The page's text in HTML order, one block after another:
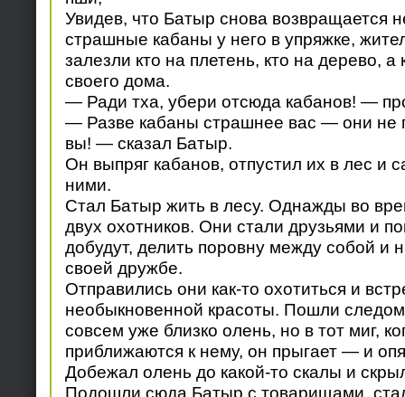
Увидев, что Батыр снова возвращается
страшные кабаны у него в упряжке,
залезли кто на плетень, кто на дерево,
своего дома.
— Ради тха, убери отсюда кабанов! —
— Разве кабаны страшнее вас — они не
вы! — сказал Батыр.
Он выпряг кабанов, отпустил их в лес и
ними.
Стал Батыр жить в лесу. Однажды во
двух охотников. Они стали друзьями и
добудут, делить поровну между собой и
своей дружбе.
Отправились они как-то охотиться и
необыкновенной красоты. Пошли
совсем уже близко олень, но в тот миг,
приближаются к нему, он прыгает — и
Добежал олень до какой-то скалы и
Подошли сюда Батыр с товарищами,